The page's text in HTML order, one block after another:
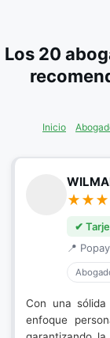
Los 20
Inicio
✔
📍
Con una
enfoque